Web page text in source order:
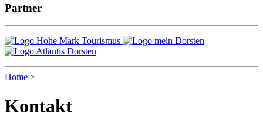
Partner
Home >
Kontakt